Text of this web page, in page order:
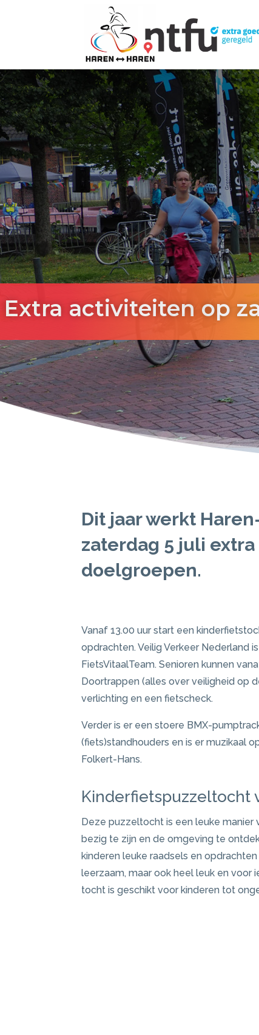
Extra activiteiten op
Dit jaar werkt
zaterdag 5 juli
doelgroepen.
Vanaf 13.00 uur start een
opdrachten. Veilig Verkeer Nederland
FietsVitaalTeam. Senioren kunnen
Doortrappen (alles over veiligheid op
verlichting en een fietscheck.
Verder is er een stoere BMX-
(fiets)standhouders en is er muzikaal
Folkert-Hans.
Kinderfietspuzzeltocht
Deze puzzeltocht is een leuke manier
bezig te zijn en de omgeving te
kinderen leuke raadsels en
leerzaam, maar ook heel leuk en voor
tocht is geschikt voor kinderen tot